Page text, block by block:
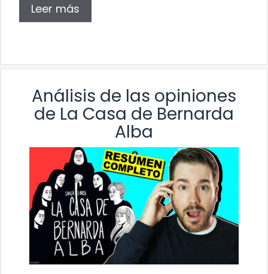
Leer más
Análisis de las opiniones
de La Casa de Bernarda
Alba